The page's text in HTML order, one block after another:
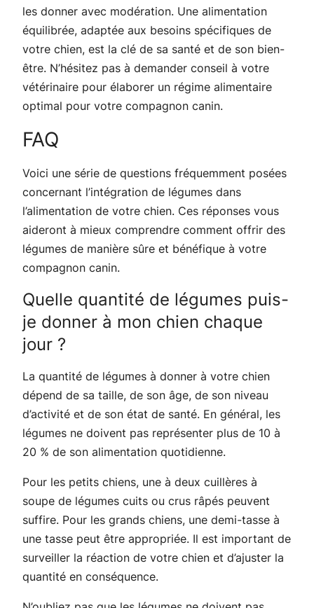
les donner avec modération. Une alimentation
équilibrée, adaptée aux besoins spécifiques de
votre chien, est la clé de sa santé et de son bien-
être. N’hésitez pas à demander conseil à votre
vétérinaire pour élaborer un régime alimentaire
optimal pour votre compagnon canin.
FAQ
Voici une série de questions fréquemment posées
concernant l’intégration de légumes dans
l’alimentation de votre chien. Ces réponses vous
aideront à mieux comprendre comment offrir des
légumes de manière sûre et bénéfique à votre
compagnon canin.
Quelle quantité de légumes puis-
je donner à mon chien chaque
jour ?
La quantité de légumes à donner à votre chien
dépend de sa taille, de son âge, de son niveau
d’activité et de son état de santé. En général, les
légumes ne doivent pas représenter plus de 10 à
20 % de son alimentation quotidienne.
Pour les petits chiens, une à deux cuillères à
soupe de légumes cuits ou crus râpés peuvent
suffire. Pour les grands chiens, une demi-tasse à
une tasse peut être appropriée. Il est important de
surveiller la réaction de votre chien et d’ajuster la
quantité en conséquence.